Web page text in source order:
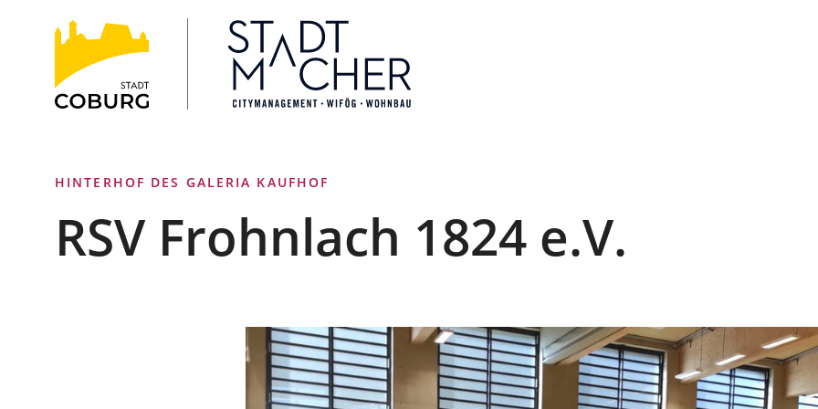
INHALT ANSPRINGEN
Stadt
Coburg
HINTERHOF DES GALERIA KAUFHOF
RSV Frohnlach 1824 e.V.